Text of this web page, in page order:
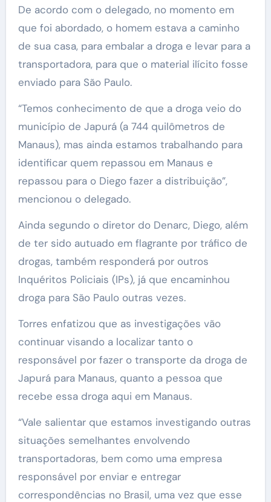
De acordo com o delegado, no momento em
que foi abordado, o homem estava a caminho
de sua casa, para embalar a droga e levar para a
transportadora, para que o material ilícito fosse
enviado para São Paulo.
“Temos conhecimento de que a droga veio do
município de Japurá (a 744 quilômetros de
Manaus), mas ainda estamos trabalhando para
identificar quem repassou em Manaus e
repassou para o Diego fazer a distribuição”,
mencionou o delegado.
Ainda segundo o diretor do Denarc, Diego, além
de ter sido autuado em flagrante por tráfico de
drogas, também responderá por outros
Inquéritos Policiais (IPs), já que encaminhou
droga para São Paulo outras vezes.
Torres enfatizou que as investigações vão
continuar visando a localizar tanto o
responsável por fazer o transporte da droga de
Japurá para Manaus, quanto a pessoa que
recebe essa droga aqui em Manaus.
“Vale salientar que estamos investigando outras
situações semelhantes envolvendo
transportadoras, bem como uma empresa
responsável por enviar e entregar
correspondências no Brasil, uma vez que esse